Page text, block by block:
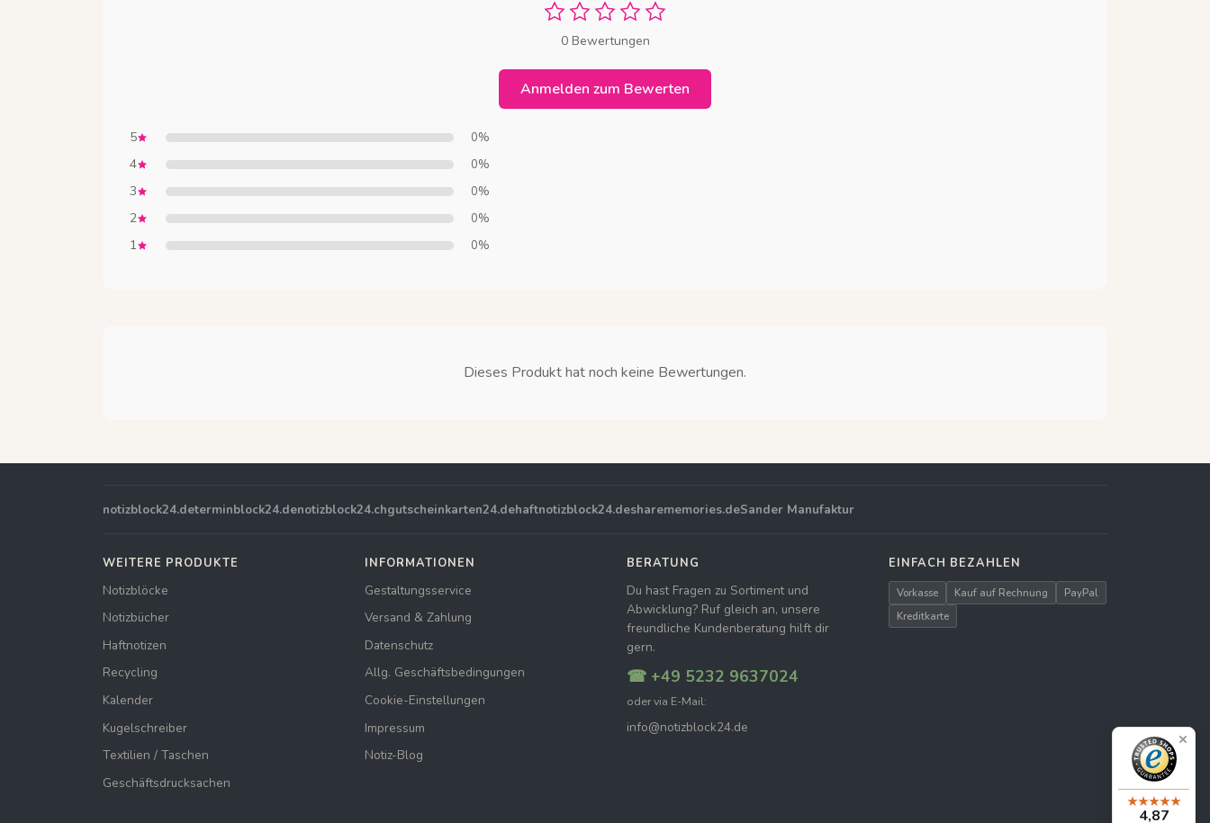
0 Bewertungen
Anmelden zum Bewerten
5 0%
4 0%
3 0%
2 0%
1 0%
Dieses Produkt hat noch keine Bewertungen.
notizblock24.determinblock24.denotizblock24.chgutscheinkarten24.dehaftnotizblock24.desharememories.deSander Manufaktur
WEITERE PRODUKTE
Notizblöcke
Notizbücher
Haftnotizen
Recycling
Kalender
Kugelschreiber
Textilien / Taschen
Geschäftsdrucksachen
INFORMATIONEN
Gestaltungsservice
Versand & Zahlung
Datenschutz
Allg. Geschäftsbedingungen
Cookie-Einstellungen
Impressum
Notiz-Blog
BERATUNG
Du hast Fragen zu Sortiment und
Abwicklung? Ruf gleich an, unsere
freundliche Kundenberatung hilft dir
gern.
☎ +49 5232 9637024
oder via E-Mail:
info@notizblock24.de
EINFACH BEZAHLEN
Vorkasse Kauf auf Rechnung
PayPal
Kreditkarte
4,87